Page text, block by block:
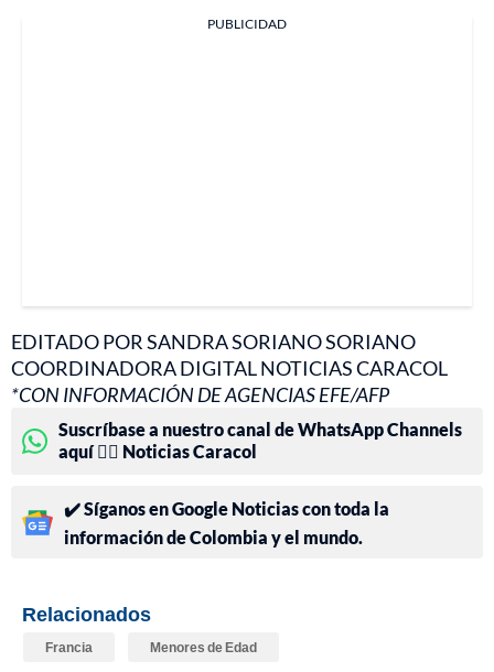
PUBLICIDAD
EDITADO POR SANDRA SORIANO SORIANO
COORDINADORA DIGITAL NOTICIAS CARACOL
*CON INFORMACIÓN DE AGENCIAS EFE/AFP
Suscríbase a nuestro canal de WhatsApp Channels
aquí 👉🏻 Noticias Caracol
✔️ Síganos en Google Noticias con toda la
información de Colombia y el mundo.
Relacionados
Francia Menores de Edad